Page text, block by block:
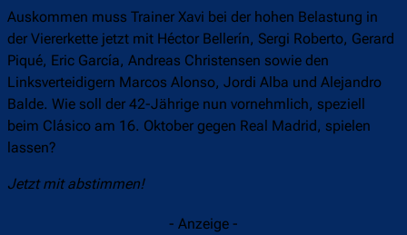
Auskommen muss Trainer Xavi bei der hohen Belastung in
der Viererkette jetzt mit Héctor Bellerín, Sergi Roberto, Gerard
Piqué, Eric García, Andreas Christensen sowie den
Linksverteidigern Marcos Alonso, Jordi Alba und Alejandro
Balde. Wie soll der 42-Jährige nun vornehmlich, speziell
beim Clásico am 16. Oktober gegen Real Madrid, spielen
lassen?
Jetzt mit abstimmen!
- Anzeige -